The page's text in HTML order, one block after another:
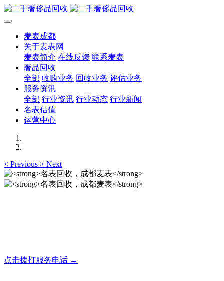
麦表成都
关于麦表网
麦表简介 在线反馈 联系麦表
奢品回收
全部 收购业务 回收业务 评估业务
服务资讯
全部 行业资讯 行业动态 行业新闻
名表估值
运营中心
< Previous > Next
点击拨打服务电话 →